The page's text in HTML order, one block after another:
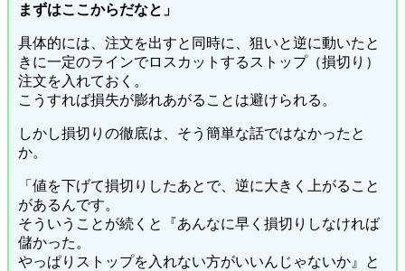
まずはここからだなと」
具体的には、注文を出すと同時に、狙いと逆に動いたと
きに一定のラインでロスカットするストップ（損切り）
注文を入れておく。
こうすれば損失が膨れあがることは避けられる。
しかし損切りの徹底は、そう簡単な話ではなかったと
か。
「値を下げて損切りしたあとで、逆に大きく上がること
があるんです。
そういうことが続くと『あんなに早く損切りしなければ
儲かった。
やっぱりストップを入れない方がいいんじゃないか』と